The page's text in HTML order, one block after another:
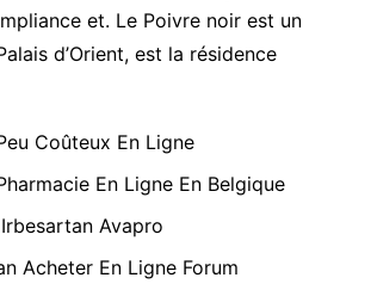
et. Le Poivre noir est un
d’Orient, est la résidence
Coûteux En Ligne
En Ligne En Belgique
Avapro
Acheter En Ligne Forum